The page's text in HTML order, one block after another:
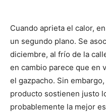
Cuando aprieta el calor,
un segundo plano. Se
diciembre, al frío de la
en cambio parece que en
el gazpacho. Sin
producto sostienen justo
probablemente la mejor